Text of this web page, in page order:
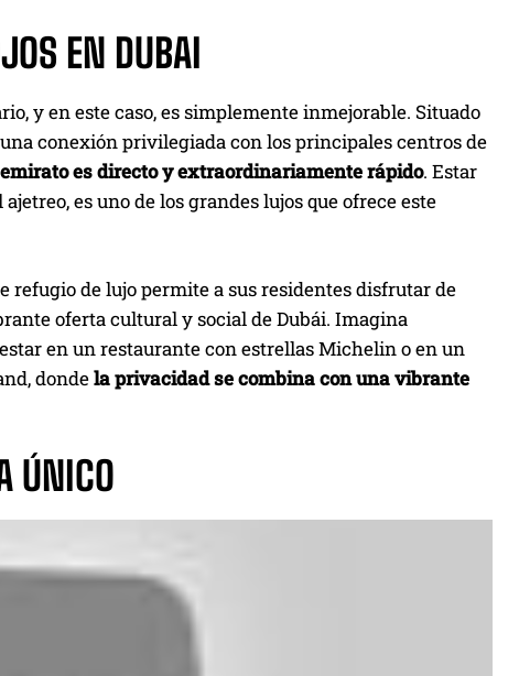
EN DUBAI
y en este caso, es simplemente inmejorable. Situado
conexión privilegiada con los principales centros de
es directo y extraordinariamente rápido. Estar
es uno de los grandes lujos que ofrece este
refugio de lujo permite a sus residentes disfrutar de
oferta cultural y social de Dubái. Imagina
en un restaurante con estrellas Michelin o en un
dondela privacidad se combina con una vibrante
ÚNICO